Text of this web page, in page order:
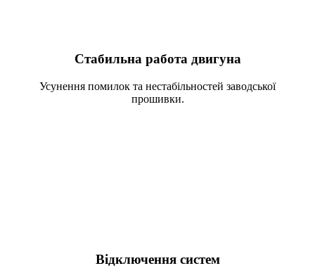
Стабильна работа двигуна
Усунення помилок та нестабільностей заводської
прошивки.
Відключення систем